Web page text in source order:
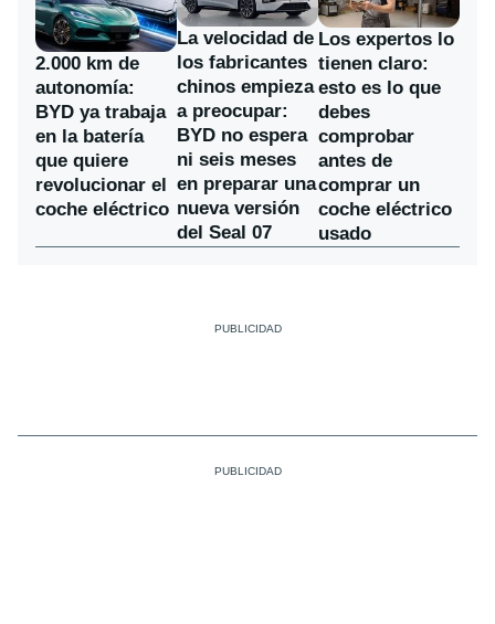
2.000 km de
autonomía:
BYD ya trabaja
en la batería
que quiere
revolucionar el
coche eléctrico
La velocidad de
los fabricantes
chinos empieza
a preocupar:
BYD no espera
ni seis meses
en preparar una
nueva versión
del Seal 07
Los expertos lo
tienen claro:
esto es lo que
debes
comprobar
antes de
comprar un
coche eléctrico
usado